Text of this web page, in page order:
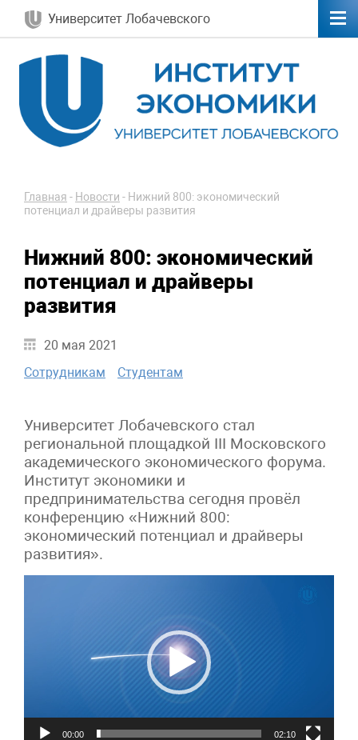
Университет Лобачевского
Главная - Новости - Нижний 800: экономический
потенциал и драйверы развития
Нижний 800: экономический
потенциал и драйверы
развития
20 мая 2021
Сотрудникам
Студентам
Университет Лобачевского стал
региональной площадкой III Московского
академического экономического форума.
Институт экономики и
предпринимательства сегодня провёл
конференцию «Нижний 800:
экономический потенциал и драйверы
развития».
00:00 02:10